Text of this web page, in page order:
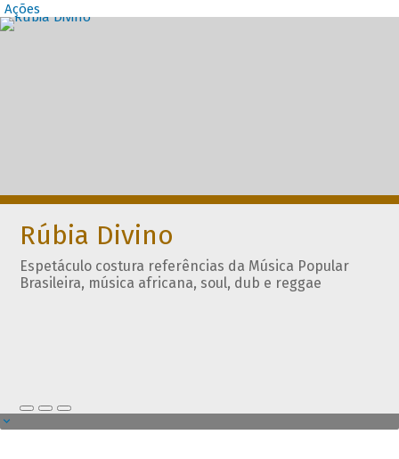
Ações
Destaques
Rúbia Divino
Espetáculo costura referências da Música Popular
Brasileira, música africana, soul, dub e reggae